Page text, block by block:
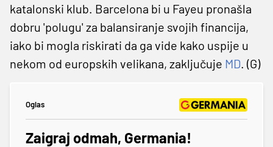
katalonski klub. Barcelona bi u Fayeu pronašla
dobru 'polugu' za balansiranje svojih financija,
iako bi mogla riskirati da ga vide kako uspije u
nekom od europskih velikana, zaključuje MD. (G)
Oglas
Zaigraj odmah, Germania!